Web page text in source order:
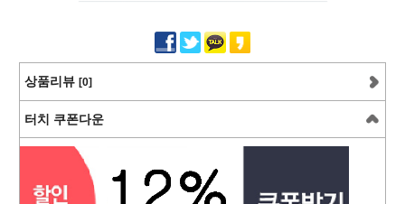
상품리뷰 [0]
터치 쿠폰다운